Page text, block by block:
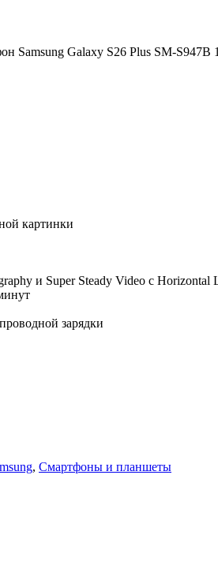
Samsung Galaxy S26 Plus SM-S947B
картинки
и Super Steady Video с Horizontal
зарядки
, Смартфоны и планшеты